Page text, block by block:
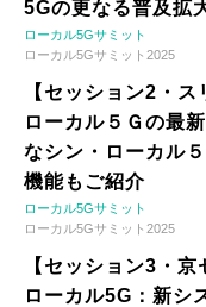
5Gの更なる普及拡
ローカル5Gサミット
ローカル5Gサミット2025
【セッション2・
ローカル５Ｇの最
なシン・ローカル
機能もご紹介
ローカル5Gサミット
ローカル5Gサミット2025
【セッション3・
ローカル5G：新シ